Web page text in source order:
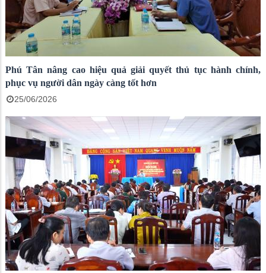
Phú Tân nâng cao hiệu quả giải quyết thủ tục hành chính,
phục vụ người dân ngày càng tốt hơn
25/06/2026